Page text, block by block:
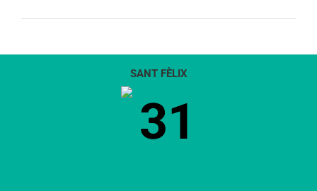
SANT FÈLIX
31